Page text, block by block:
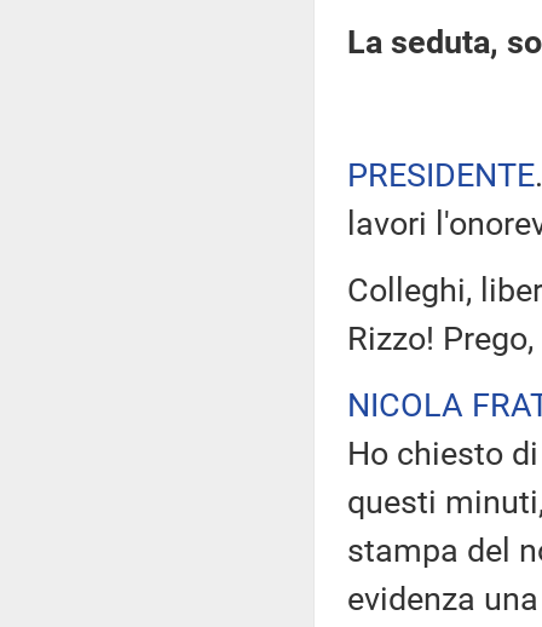
La seduta,
PRESIDENTE
lavori
Colleghi,
Rizzo!
NICOLA
Ho chiesto
questi
stampa del
evidenza